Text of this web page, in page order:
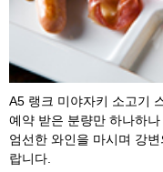
A5 랭크 미야자키 소고기
예약 받은 분량만 하나하
엄선한 와인을 마시며 강
랍니다.